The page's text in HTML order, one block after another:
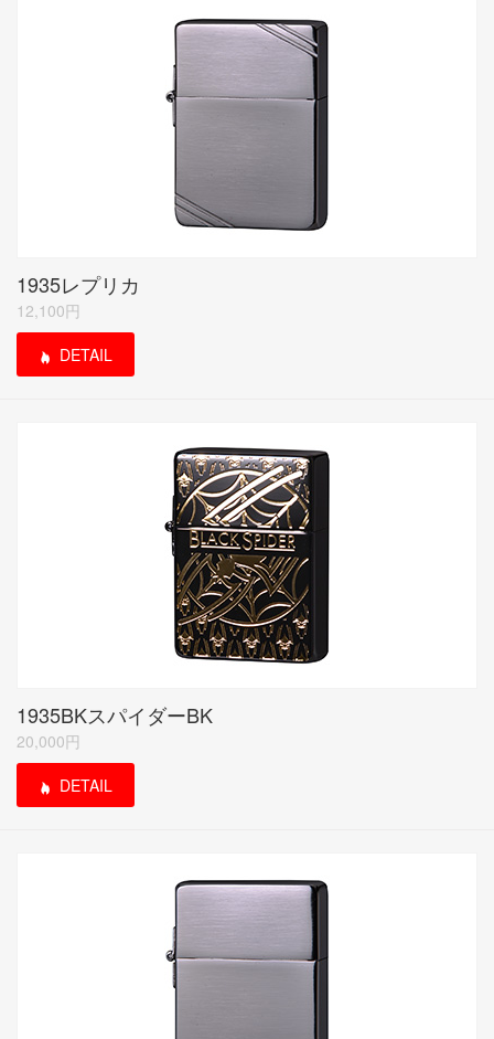
1935レプリカ
12,100円
DETAIL
1935BKスパイダーBK
20,000円
DETAIL